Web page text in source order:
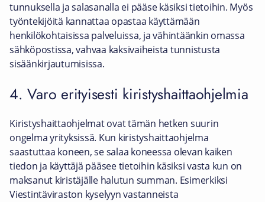
tunnuksella ja salasanalla ei pääse käsiksi tietoihin. Myös
työntekijöitä kannattaa opastaa käyttämään
henkilökohtaisissa palveluissa, ja vähintäänkin omassa
sähköpostissa, vahvaa kaksivaiheista tunnistusta
sisäänkirjautumisissa.
4. Varo erityisesti kiristyshaittaohjelmia
Kiristyshaittaohjelmat ovat tämän hetken suurin
ongelma yrityksissä. Kun kiristyshaittaohjelma
saastuttaa koneen, se salaa koneessa olevan kaiken
tiedon ja käyttäjä pääsee tietoihin käsiksi vasta kun on
maksanut kiristäjälle halutun summan. Esimerkiksi
Viestintäviraston kyselyyn vastanneista